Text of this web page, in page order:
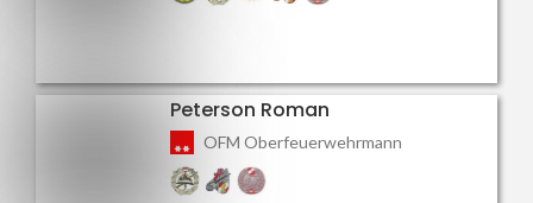
Peterson Roman
OFM Oberfeuerwehrmann